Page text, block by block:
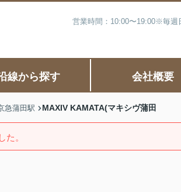
営業時間：10:00〜19:00※毎
線から探す 会社概要
急蒲田駅 MAXIV KAMATA(マキシヴ蒲田
た。